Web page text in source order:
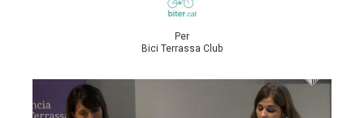
Per
Bici Terrassa Club